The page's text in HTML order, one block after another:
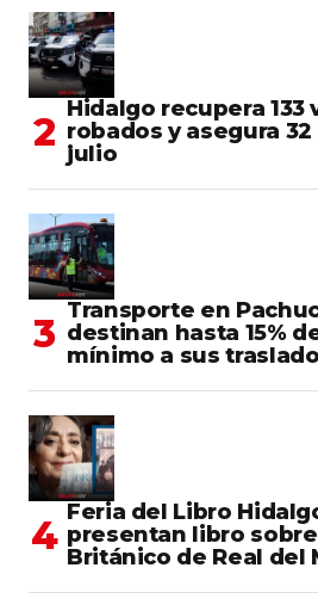
Hidalgo recupera 133
robados y asegura
julio
Transporte en
destinan hasta 15%
mínimo a sus
Feria del Libro
presentan libro
Británico de Real del